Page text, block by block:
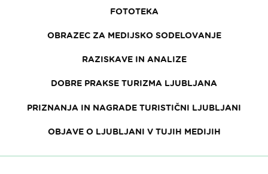
FOTOTEKA
OBRAZEC ZA MEDIJSKO SODELOVANJE
RAZISKAVE IN ANALIZE
DOBRE PRAKSE TURIZMA LJUBLJANA
PRIZNANJA IN NAGRADE TURISTIČNI LJUBLJANI
OBJAVE O LJUBLJANI V TUJIH MEDIJIH